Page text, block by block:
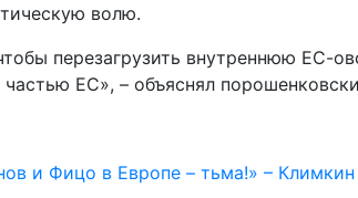
волю.
перезагрузить внутреннюю ЕС-
ЕС», – объяснял
и Фицо в Европе – тьма!» – Климкин